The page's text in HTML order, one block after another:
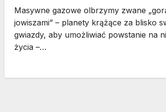
Masywne gazowe olbrzymy zwane
jowiszami” – planety krążące za blisko
gwiazdy, aby umożliwiać powstanie na
życia –…